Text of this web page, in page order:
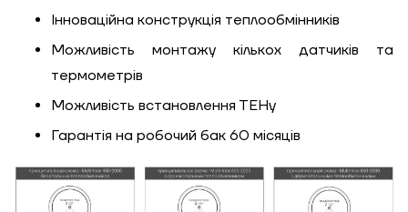
Інноваційна конструкція теплообмінників
Можливість монтажу кількох датчиків та
термометрів
Можливість встановлення ТЕНу
Гарантія на робочий бак 60 місяців